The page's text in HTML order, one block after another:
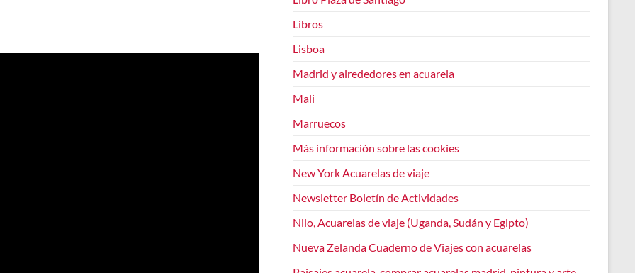
Libros
Lisboa
Madrid y alrededores en acuarela
Mali
Marruecos
Más información sobre las cookies
New York Acuarelas de viaje
Newsletter Boletín de Actividades
Nilo, Acuarelas de viaje (Uganda, Sudán y Egipto)
Nueva Zelanda Cuaderno de Viajes con acuarelas